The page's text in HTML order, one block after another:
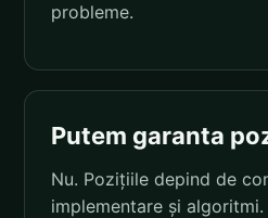
probleme.
Putem garanta
Nu. Pozițiile depind de
implementare și